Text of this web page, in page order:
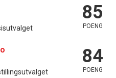
85
POENG
84
POENG